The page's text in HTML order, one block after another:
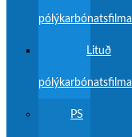
pólýkarbónatsfilma
Lituð
pólýkarbónatsfilma
PS